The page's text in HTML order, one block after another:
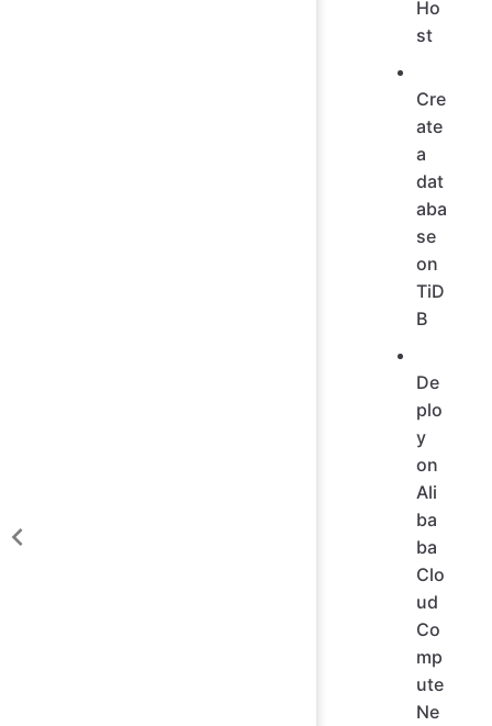
Ho
st
Cre
ate
a
dat
aba
se
on
TiD
B
De
plo
y
on
Ali
ba
ba
Clo
ud
Co
mp
ute
Ne